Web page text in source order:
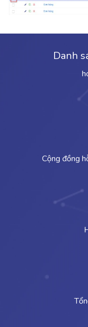
Danh
Cộng đồng